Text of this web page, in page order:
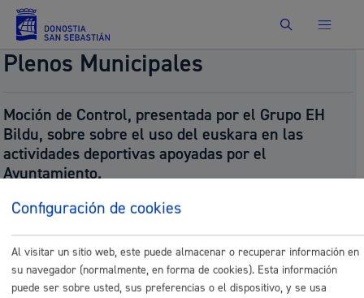
Buscar
Plenos Municipales
Moción de Control, presentada por el Grupo EH
Bildu, sobre sobre el uso del euskara en las
actividades deportivas apoyadas por el
Ayuntamiento.
Presentado por:Grupo EH BILDU Taldea
Presentado el:07/18/2025
Fecha del pleno:07/24/2025
Tipo: Moción de Control
Resultado:Aprobado (aho batno / unanimidad)
Configuración de cookies
Al visitar un sitio web, este puede almacenar o recuperar información en
su navegador (normalmente, en forma de cookies). Esta información
puede ser sobre usted, sus preferencias o el dispositivo, y se usa